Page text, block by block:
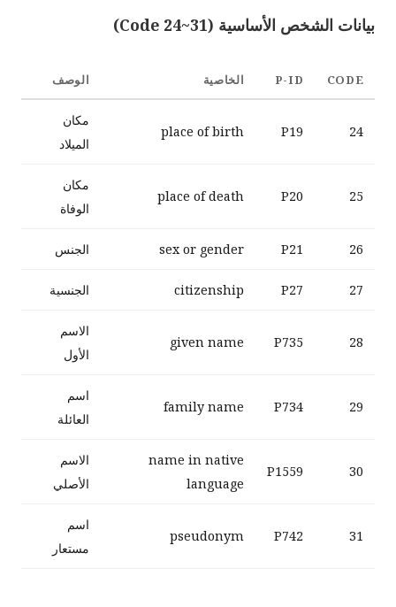
بيانات الشخص الأساسية (Code 24~31)
CODE
P-ID الخاصية الوصف
24
P19
place of birth
مكان
الميلاد
25
P20
place of death
مكان
الوفاة
26
P21
sex or gender الجنس
27
P27
citizenship الجنسية
28
P735
given name
الاسم
الأول
29
P734
family name
اسم
العائلة
30
P1559
name in native
language
الاسم
الأصلي
31
P742
pseudonym
اسم
مستعار